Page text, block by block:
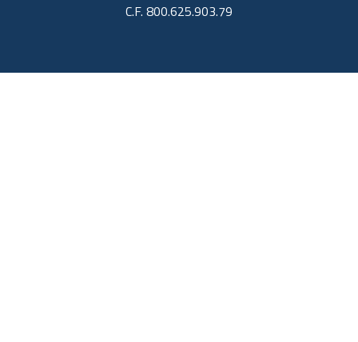
C.F. 800.625.903.79